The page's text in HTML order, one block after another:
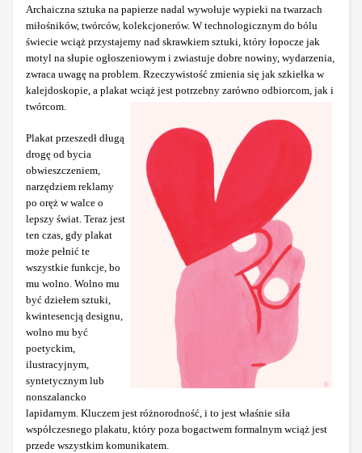
Archaiczna sztuka na papierze nadal wywołuje wypieki na twarzach
miłośników, twórców, kolekcjonerów. W technologicznym do bólu
świecie wciąż przystajemy nad skrawkiem sztuki, który łopocze jak
motyl na słupie ogłoszeniowym i zwiastuje dobre nowiny, wydarzenia,
zwraca uwagę na problem. Rzeczywistość zmienia się jak szkiełka w
kalejdoskopie, a plakat wciąż jest potrzebny zarówno odbiorcom, jak i
twórcom.
Plakat przeszedł długą
drogę od bycia
obwieszczeniem,
narzędziem reklamy
po oręż w walce o
lepszy świat. Teraz jest
ten czas, gdy plakat
może pełnić te
wszystkie funkcje, bo
mu wolno. Wolno mu
być dziełem sztuki,
kwintesencją designu,
wolno mu być
poetyckim,
ilustracyjnym,
syntetycznym lub
nonszalancko
lapidarnym. Kluczem jest różnorodność, i to jest właśnie siła
współczesnego plakatu, który poza bogactwem formalnym wciąż jest
przede wszystkim komunikatem.